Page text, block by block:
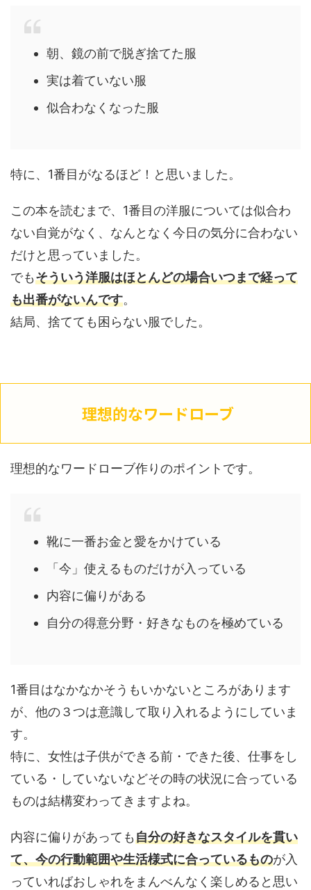
朝、鏡の前で脱ぎ捨てた服
実は着ていない服
似合わなくなった服
特に、1番目がなるほど！と思いました。
この本を読むまで、1番目の洋服については似合わ
ない自覚がなく、なんとなく今日の気分に合わない
だけと思っていました。
でもそういう洋服はほとんどの場合いつまで経って
も出番がないんです。
結局、捨てても困らない服でした。
理想的なワードローブ
理想的なワードローブ作りのポイントです。
靴に一番お金と愛をかけている
「今」使えるものだけが入っている
内容に偏りがある
自分の得意分野・好きなものを極めている
1番目はなかなかそうもいかないところがあります
が、他の３つは意識して取り入れるようにしていま
す。
特に、女性は子供ができる前・できた後、仕事をし
ている・していないなどその時の状況に合っている
ものは結構変わってきますよね。
内容に偏りがあっても自分の好きなスタイルを貫い
て、今の行動範囲や生活様式に合っているものが入
っていればおしゃれをまんべんなく楽しめると思い